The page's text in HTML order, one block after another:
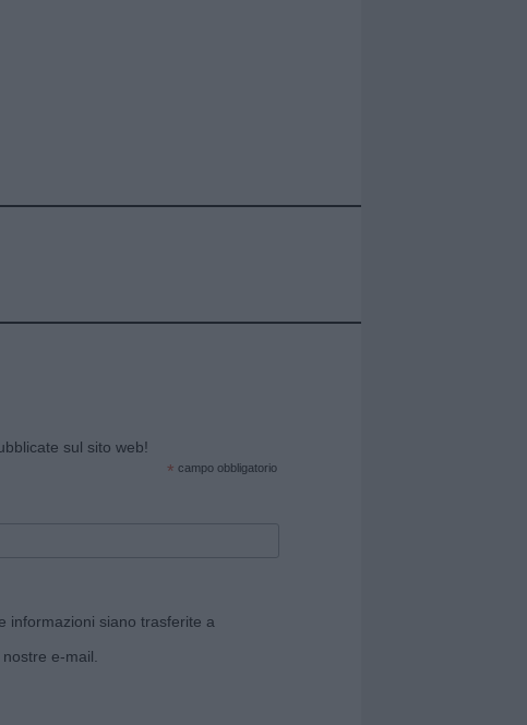
sul sito web!
* campo obbligatorio
informazioni siano trasferite a
e-mail.